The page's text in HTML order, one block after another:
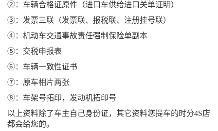
②：车辆合格证原件（进口车供给进口关单证明）
③：发票三联（发票联、报税联、注册挂号联）
④：机动车交通事故责任强制保险单副本
⑤：交税申报表
⑥：车辆一致性证书
⑦：原车相片两张
⑧：车架号拓印，发动机拓印号
以上资料除了车主自己身份证，其它资料您提车的时分4S店
都会给您的。